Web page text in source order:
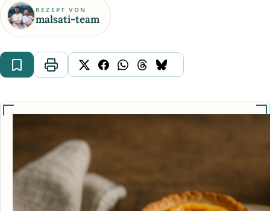
REZEPT VON
malsati-team